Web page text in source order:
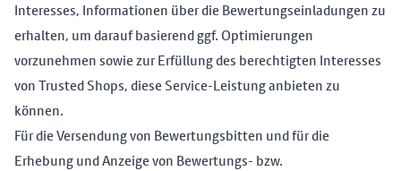
Interesses, Informationen über die Bewertungseinladungen zu
erhalten, um darauf basierend ggf. Optimierungen
vorzunehmen sowie zur Erfüllung des berechtigten Interesses
von Trusted Shops, diese Service-Leistung anbieten zu
können.
Für die Versendung von Bewertungsbitten und für die
Erhebung und Anzeige von Bewertungs- bzw.